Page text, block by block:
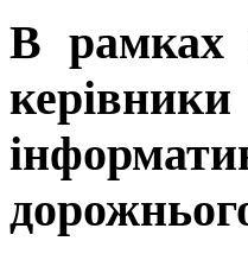
В рамках